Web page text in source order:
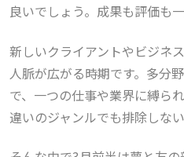
良いでしょう。成果も評価も
新しいクライアントやビジネ
人脈が広がる時期です。多分
で、一つの仕事や業界に縛ら
違いのジャンルでも排除しない